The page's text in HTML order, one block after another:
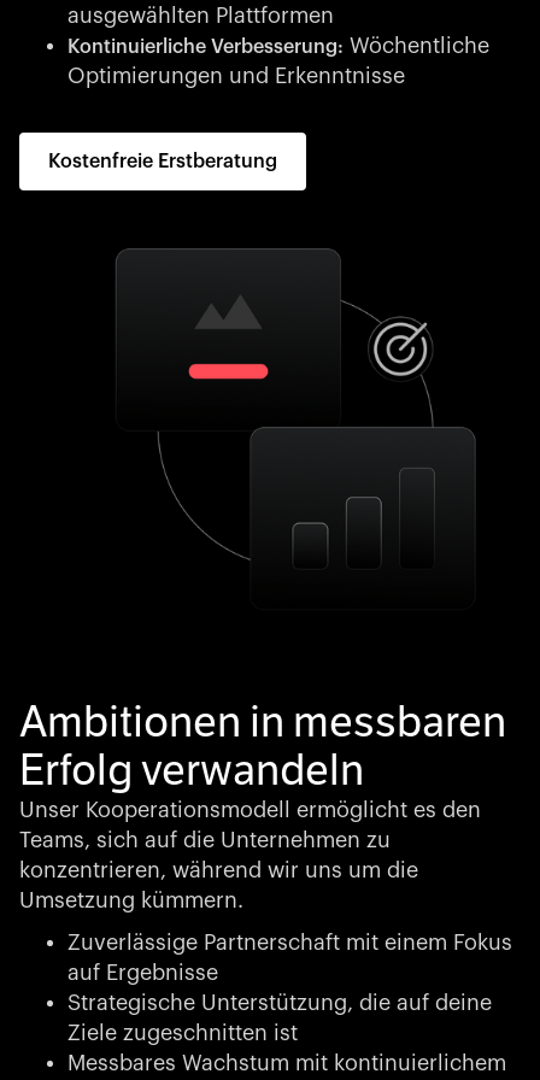
ausgewählten Plattformen
Kontinuierliche Verbesserung: Wöchentliche
Optimierungen und Erkenntnisse
Kostenfreie Erstberatung
Ambitionen in messbaren
Erfolg verwandeln
Unser Kooperationsmodell ermöglicht es den
Teams, sich auf die Unternehmen zu
konzentrieren, während wir uns um die
Umsetzung kümmern.
Zuverlässige Partnerschaft mit einem Fokus
auf Ergebnisse
Strategische Unterstützung, die auf deine
Ziele zugeschnitten ist
Messbares Wachstum mit kontinuierlichem